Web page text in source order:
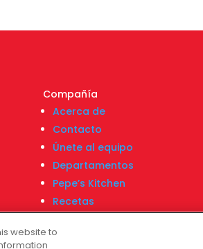
Compañía
Acerca de
Contacto
Únete al equipo
Departamentos
Pepe’s Kitchen
Recetas
Centro Financiero Fiesta
website to